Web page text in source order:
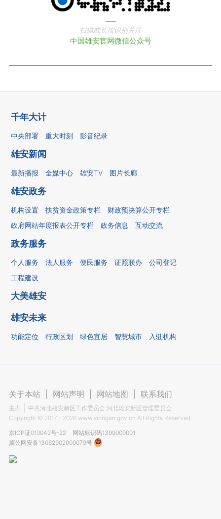
扫描或长按识别关注
中国雄安官网微信公众号
千年大计
中央部署 重大时刻 影音纪录
雄安新闻
最新播报 全媒中心 雄安TV 图片长廊
雄安政务
机构设置 扶贫资金政策专栏
财政预决算公开专栏
政府网站年度报表公开专栏
政务信息 互动交流
政务服务
个人服务 法人服务 便民服务 证照联办
公司登记
工程建设
大美雄安
雄安未来
功能定位 行政区划 绿色宜居 智慧城市 入驻机构
关于本站 网站声明 网站地图 联系我们
主办
中共河北雄安新区工作委员会 河北雄安新区管理委员会
Copyright © 2017 - 2026 www.xiongan.gov.cn All Rights Reserved.
京ICP证010042号-22
网站标识码1399000001
冀公网安备13062902000079号